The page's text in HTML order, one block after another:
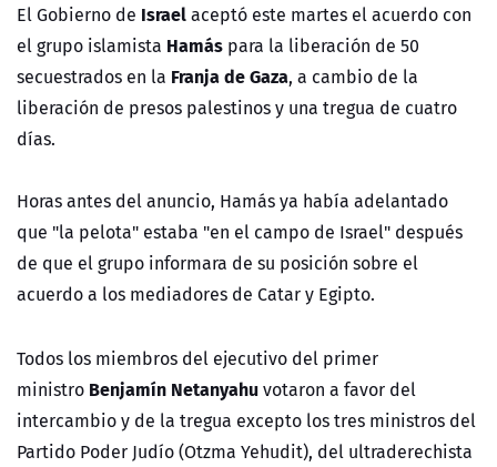
El Gobierno de Israelaceptó este martes el acuerdo con
el grupo islamista Hamás para la liberación de 50
secuestrados en la Franja de Gaza, a cambio de la
liberación de presos palestinos y una tregua de cuatro
días.
Horas antes del anuncio, Hamás ya había adelantado
que "la pelota" estaba "en el campo de Israel" después
de que el grupo informara de su posición sobre el
acuerdo a los mediadores de Catar y Egipto.
Todos los miembros del ejecutivo del primer
ministro Benjamín Netanyahuvotaron a favor del
intercambio y de la tregua excepto los tres ministros del
Partido Poder Judío (Otzma Yehudit), del ultraderechista